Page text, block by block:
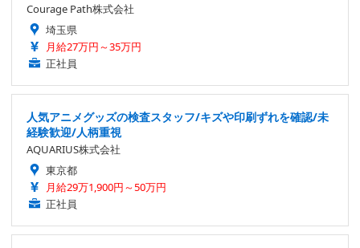
Courage Path株式会社
埼玉県
月給27万円～35万円
正社員
人気アニメグッズの検査スタッフ/キズや印刷ずれを確認/未
経験歓迎/人柄重視
AQUARIUS株式会社
東京都
月給29万1,900円～50万円
正社員